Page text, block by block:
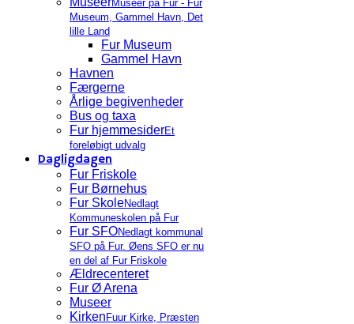
Museer på Fur - Fur
Museum, Gammel Havn, Det
lille Land
Fur Museum
Gammel Havn
Havnen
Færgerne
Årlige begivenheder
Bus og taxa
Fur hjemmesiderEt
foreløbigt udvalg
Dagligdagen
Fur Friskole
Fur Børnehus
Fur SkoleNedlagt
Kommuneskolen på Fur
Fur SFONedlagt kommunal
SFO på Fur. Øens SFO er nu
en del af Fur Friskole
Ældrecenteret
Fur Ø Arena
Museer
Kirken Fuur Kirke, Præsten